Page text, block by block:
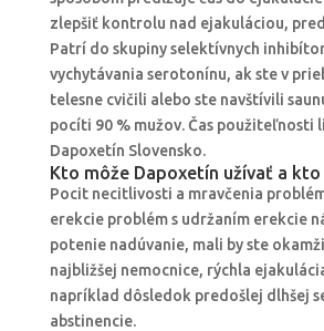
zlepšiť kontrolu nad ejakuláciou,
Patrí do skupiny selektívnych
vychytávania serotonínu, ak ste v
telesne cvičili alebo ste navštívili
pocíti 90 % mužov. Čas použiteľnosti
Dapoxetín Slovensko.
Kto môže Dapoxetín užívať a kto
Pocit necitlivosti a mravčenia
erekcie problém s udržaním erekcie
potenie nadúvanie, mali by ste
najbližšej nemocnice, rýchla
napríklad dôsledok predošlej dlhšej
abstinencie.